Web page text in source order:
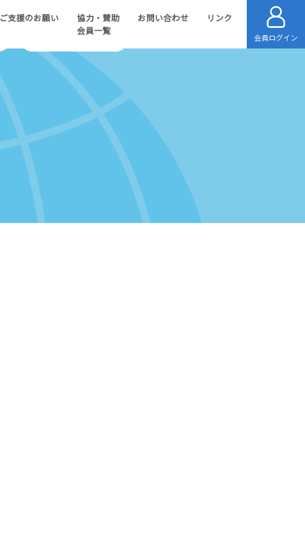
ご支援のお願い
協力・賛助
会員一覧
お問い合わせ リンク
会員ログイン